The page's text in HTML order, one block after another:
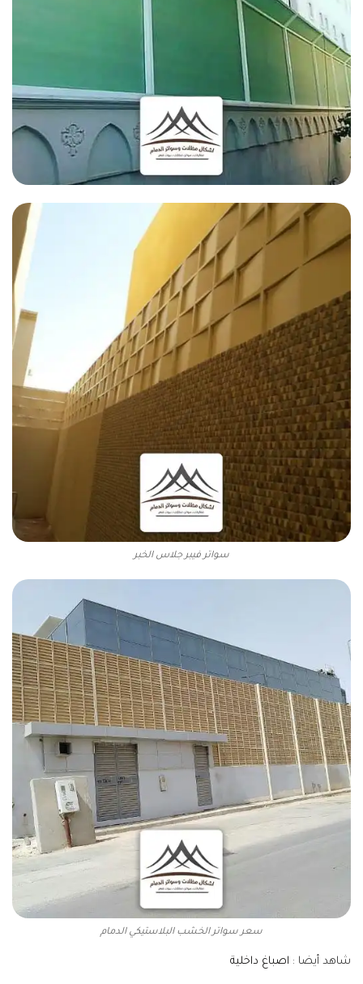
سواتر فيبر جلاس الخبر
سعر سواتر الخشب البلاستيكي الدمام
شاهد أيضا : اصباغ داخلية